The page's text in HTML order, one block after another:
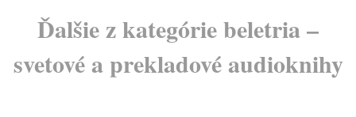
Ďalšie z kategórie beletria –
svetové a prekladové audioknihy